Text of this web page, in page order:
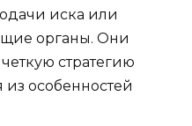
иска или
органы. Они
стратегию
из особенностей